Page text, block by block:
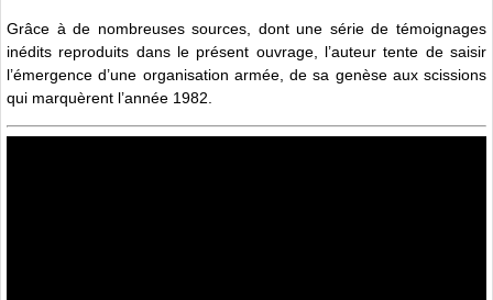
Grâce à de nombreuses sources, dont une série de témoignages
inédits reproduits dans le présent ouvrage, l’auteur tente de saisir
l’émergence d’une organisation armée, de sa genèse aux scissions
qui marquèrent l’année 1982.